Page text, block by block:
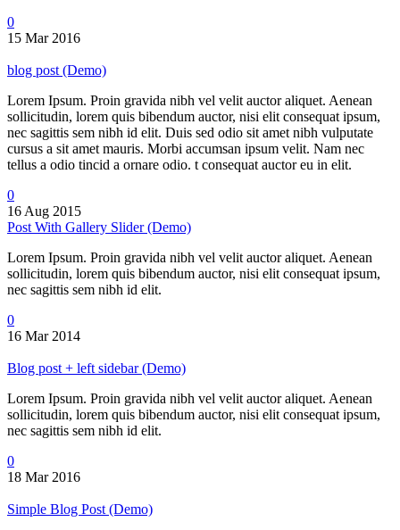
0
15 Mar 2016
blog post (Demo)
Lorem Ipsum. Proin gravida nibh vel velit auctor aliquet. Aenean
sollicitudin, lorem quis bibendum auctor, nisi elit consequat ipsum,
nec sagittis sem nibh id elit. Duis sed odio sit amet nibh vulputate
cursus a sit amet mauris. Morbi accumsan ipsum velit. Nam nec
tellus a odio tincid a ornare odio. t consequat auctor eu in elit.
0
16 Aug 2015
Post With Gallery Slider (Demo)
Lorem Ipsum. Proin gravida nibh vel velit auctor aliquet. Aenean
sollicitudin, lorem quis bibendum auctor, nisi elit consequat ipsum,
nec sagittis sem nibh id elit.
0
16 Mar 2014
Blog post + left sidebar (Demo)
Lorem Ipsum. Proin gravida nibh vel velit auctor aliquet. Aenean
sollicitudin, lorem quis bibendum auctor, nisi elit consequat ipsum,
nec sagittis sem nibh id elit.
0
18 Mar 2016
Simple Blog Post (Demo)